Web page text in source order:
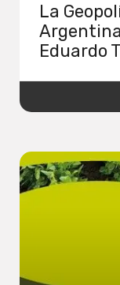
La
Eduardo